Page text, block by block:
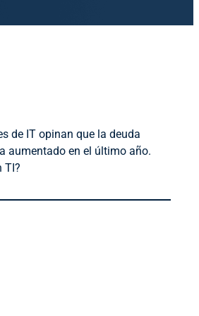
de IT opinan que la deuda
aumentado en el último año.
TI?